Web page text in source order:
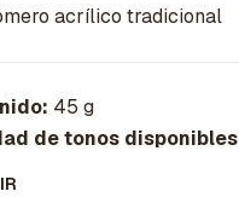
acrílico tradicional
45 g
de tonos disponibles